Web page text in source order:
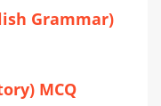
Grammar)
MCQ